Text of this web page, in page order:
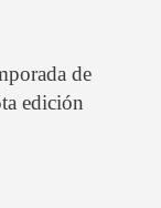
de
edición